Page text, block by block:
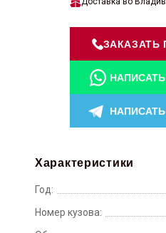
НАПИСАТЬ
НАПИСАТЬ
Характеристики
Год:
Номер кузова: